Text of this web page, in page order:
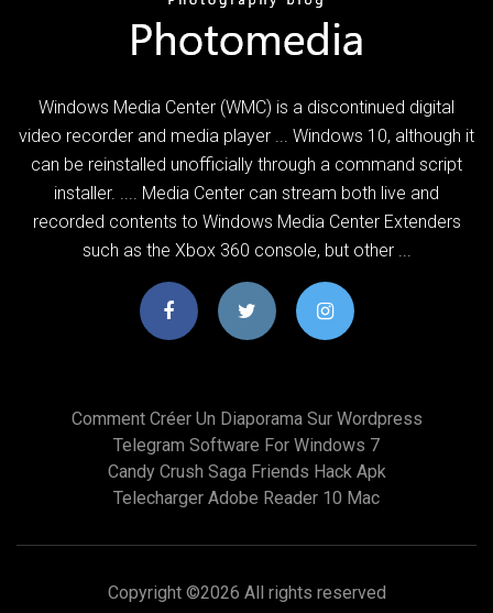
Windows Media Center (WMC) is a discontinued digital
video recorder and media player ... Windows 10, although it
can be reinstalled unofficially through a command script
installer. .... Media Center can stream both live and
recorded contents to Windows Media Center Extenders
such as the Xbox 360 console, but other ...
Comment Créer Un Diaporama Sur Wordpress
Telegram Software For Windows 7
Candy Crush Saga Friends Hack Apk
Telecharger Adobe Reader 10 Mac
Copyright ©2026 All rights reserved